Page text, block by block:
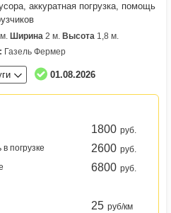
аккуратная погрузка, помощь
Ширина 2 м. Высота 1,8 м.
Газель Фермер
01.08.2026
1800 руб.
погрузке
2600 руб.
6800 руб.
25 руб/км